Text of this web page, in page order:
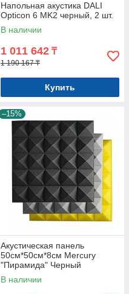
Напольная акустика DALI
Opticon 6 MK2 черный, 2 шт.
В наличии
1 011 642 ₸
1 190 167 ₸
Купить
–15%
Акустическая панель
50см*50см*8см Mercury
"Пирамида" Черный
В наличии